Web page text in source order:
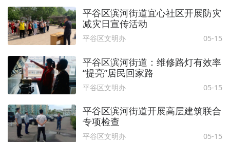
平谷区滨河街道宜心社区开展防灾
减灾日宣传活动
平谷区文明办 05-15
平谷区滨河街道：维修路灯有效率
“提亮”居民回家路
平谷区文明办 05-15
平谷区滨河街道开展高层建筑联合
专项检查
平谷区文明办 05-15